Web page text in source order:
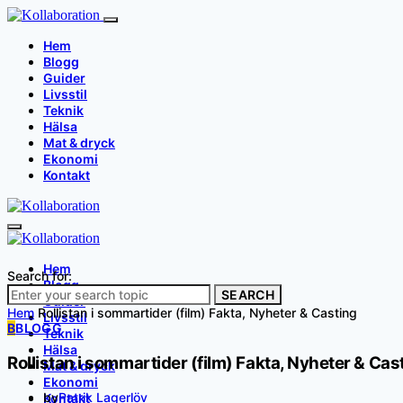
Hem
Blogg
Guider
Livsstil
Teknik
Hälsa
Mat & dryck
Ekonomi
Kontakt
Hem
Blogg
Guider
Livsstil
Teknik
Hälsa
Mat & dryck
Ekonomi
Kontakt
Search for:
SEARCH
Hem Rollistan i sommartider (film) Fakta, Nyheter & Casting
BBLOGG
Rollistan i sommartider (film) Fakta, Nyheter &
byPatrik Lagerlöv